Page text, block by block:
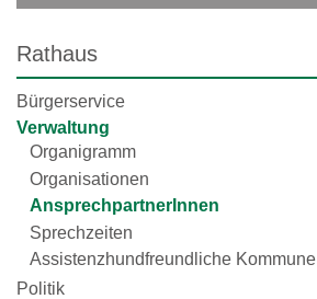
Rathaus
Bürgerservice
Verwaltung
Organigramm
Organisationen
AnsprechpartnerInnen
Sprechzeiten
Assistenzhundfreundliche Kommune
Politik